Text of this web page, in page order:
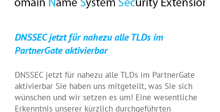
DNSSEC jetzt für nahezu alle TLDs im
PartnerGate aktivierbar
DNSSEC jetzt für nahezu alle TLDs im PartnerGate
aktivierbar Sie haben uns mitgeteilt, was Sie sich
wünschen und wir setzen es um! Eine wesentliche
Erkenntnis unserer kürzlich durchgeführten